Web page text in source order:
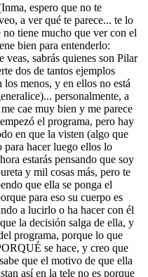
espero que no te
a ver qué te parece... te lo
tiene mucho que ver con el
bien para entenderlo:
sabrás quienes son Pilar
dos de tantos ejemplos
menos, y en ellos no está
personalmente, a
cae muy bien y me parece
el programa, pero hay
en que la visten (algo que
hacer luego ellos lo
estarás pensando que soy
y mil cosas más, pero te
que ella se ponga el
para eso su cuerpo es
a lucirlo o ha hacer con él
la decisión salga de ella, y
programa, porque lo que
se hace, y creo que
que el motivo de que ella
así en la tele no es porque